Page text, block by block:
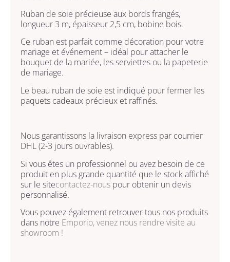
Ruban de soie précieuse aux bords frangés,
longueur 3 m, épaisseur 2,5 cm, bobine bois.
Ce ruban est parfait comme décoration pour votre
mariage et événement – idéal pour attacher le
bouquet de la mariée, les serviettes ou la papeterie
de mariage.
Le beau ruban de soie est indiqué pour fermer les
paquets cadeaux précieux et raffinés.
Nous garantissons la livraison express par courrier
DHL (2-3 jours ouvrables).
Si vous êtes un professionnel ou avez besoin de ce
produit en plus grande quantité que le stock affiché
sur le sitecontactez-nous pour obtenir un devis
personnalisé.
Vous pouvez également retrouver tous nos produits
dans notre Emporio, venez nous rendre visite au
showroom !